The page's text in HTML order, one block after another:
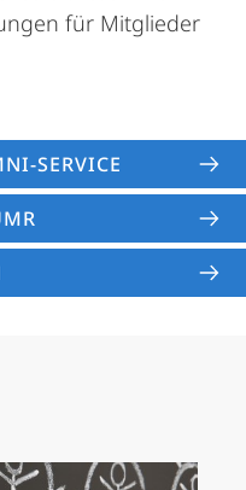
für Mitglieder
SERVICE